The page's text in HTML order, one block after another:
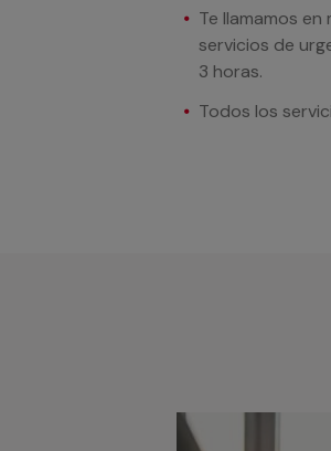
Te llamamos
servicios de
3 horas.
Todos los